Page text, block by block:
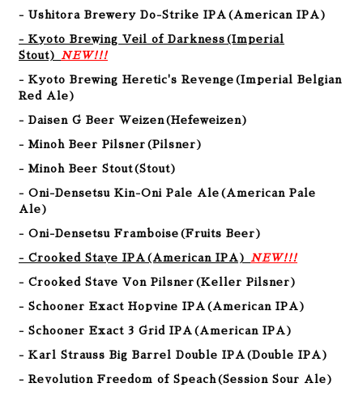
- Ushitora Brewery Do-Strike IPA(American IPA)
- Kyoto Brewing Veil of Darkness(Imperial
Stout) NEW!!!
- Kyoto Brewing Heretic's Revenge(Imperial Belgian
Red Ale)
- Daisen G Beer Weizen(Hefeweizen)
- Minoh Beer Pilsner (Pilsner)
- Minoh Beer Stout(Stout)
- Oni-Densetsu Kin-Oni Pale Ale (American Pale
Ale)
- Oni-Densetsu Framboise (Fruits Beer)
- Crooked Stave IPA(American IPA) NEW!!!
- Crooked Stave Von Pilsner(Keller Pilsner)
- Schooner Exact Hopvine IPA(American IPA)
- Schooner Exact 3 Grid IPA(American IPA)
- Karl Strauss Big Barrel Double IPA(Double IPA)
- Revolution Freedom of Speach(Session Sour Ale)